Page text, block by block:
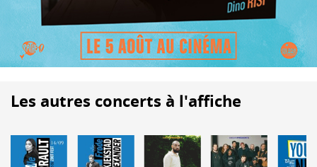
Les autres concerts à l'affiche